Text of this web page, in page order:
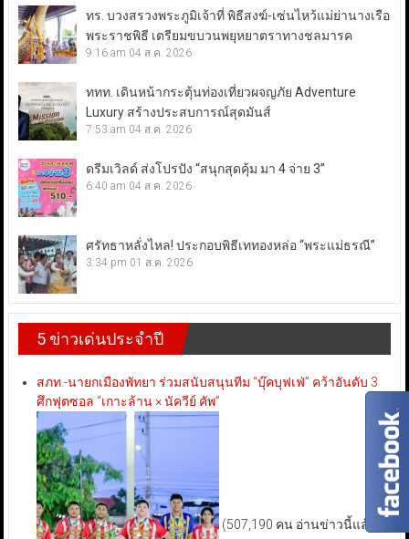
ทร. บวงสรวงพระภูมิเจ้าที่ พิธีสงฆ์-เซ่นไหว้แม่ย่านางเรือ
พระราชพิธี เตรียมขบวนพยุหยาตราทางชลมารค
9:16 am 04 ส.ค. 2026
ททท. เดินหน้ากระตุ้นท่องเที่ยวผจญภัย Adventure
Luxury สร้างประสบการณ์สุดมันส์
7:53 am 04 ส.ค. 2026
ดรีมเวิลด์ ส่งโปรปัง “สนุกสุดคุ้ม มา 4 จ่าย 3”
6:40 am 04 ส.ค. 2026
ศรัทธาหลั่งไหล! ประกอบพิธีเททองหล่อ “พระแม่ธรณี”
3:34 pm 01 ส.ค. 2026
5 ข่าวเด่นประจำปี
สภท.-นายกเมืองพัทยา ร่วมสนับสนุนทีม “บุ๊คบุฟเฟ่” คว้าอันดับ 3
ศึกฟุตซอล “เกาะล้าน × นัควีย์ คัพ”
(507,190 คน อ่านข่าวนี้แล้ว)